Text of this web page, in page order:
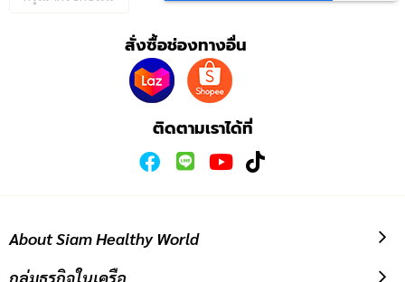
สั่งซื้อช่องทางอื่น
ติดตามเราได้ที่
About Siam Healthy World